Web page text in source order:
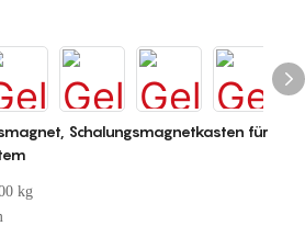
Schalungsmagnetkasten für
kg